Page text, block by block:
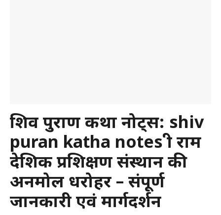
शिव पुराण कथा नोट्स: shiv
puran katha notes श्री राम
देशिक प्रशिक्षण संस्थान की
अनमोल धरोहर – संपूर्ण
जानकारी एवं मार्गदर्शन